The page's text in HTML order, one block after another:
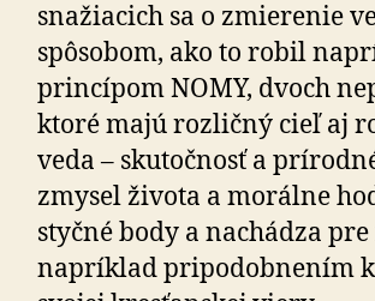
snažiacich sa o zmie­re­nie
spôsobom, ako to robil
princípom NOMY, dvoch
ktoré majú rozličný cieľ aj
veda – sku­toč­nosť a
zmysel života a mo­rálne
styčné body a na­chá­dza
napríklad pri­po­dob­nením